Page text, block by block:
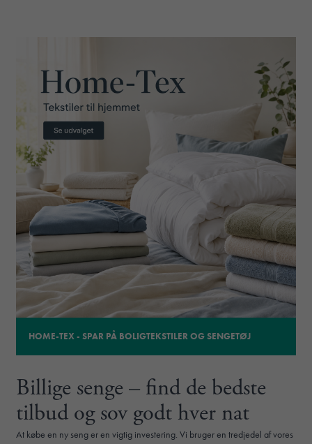
HOME-TEX - SPAR PÅ BOLIGTEKSTILER OG SENGETØJ
Billige senge – find de bedste
tilbud og sov godt hver nat
At købe en ny seng er en vigtig investering. Vi bruger en tredjedel af vores